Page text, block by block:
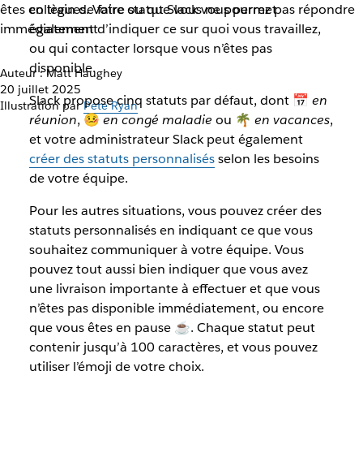
êtes en train de faire ou que vous ne pourrez pas répondre
immédiatement
Auteur : Matt Haughey
20 juillet 2025
Illustration parPete Ryan
collègues. Votre statut Slack vous permet
également d’indiquer ce sur quoi vous travaillez,
ou qui contacter lorsque vous n’êtes pas
disponible.
Slack propose cinq statuts par défaut, dont 📅 en
réunion, 🤒 en congé maladie ou 🌴 en vacances,
et votre administrateur Slack peut également
créer des statuts personnalisésselon les besoins
de votre équipe.
Pour les autres situations, vous pouvez créer des
statuts personnalisés en indiquant ce que vous
souhaitez communiquer à votre équipe. Vous
pouvez tout aussi bien indiquer que vous avez
une livraison importante à effectuer et que vous
n’êtes pas disponible immédiatement, ou encore
que vous êtes en pause ☕️. Chaque statut peut
contenir jusqu’à 100 caractères, et vous pouvez
utiliser l’émoji de votre choix.